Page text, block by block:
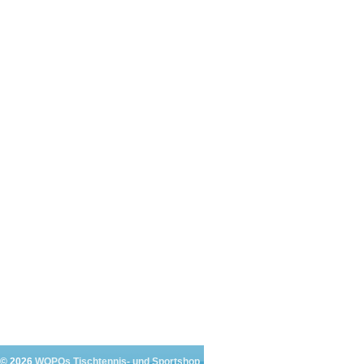
2026 WOPOs Tischtennis- und Sportshop